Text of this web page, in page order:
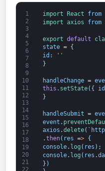
1
2
3
4
5
6
7
8
9
10
11
12
13
14
15
16
17
18
19
20
21
22
import React from
import axios from
export default
state =
{
id :
''
}
handleChange =
this . setState( { id
}
handleSubmit =
event .
axios .delete( `
.then( res =>
{
console. log ( res ) ;
console. log ( res .
} )